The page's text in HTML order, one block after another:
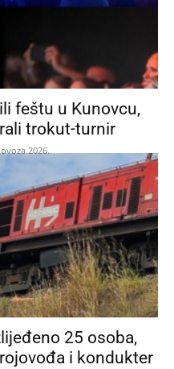
feštu u Kunovcu,
trokut-turnir
2026.
25 osoba,
i kondukter